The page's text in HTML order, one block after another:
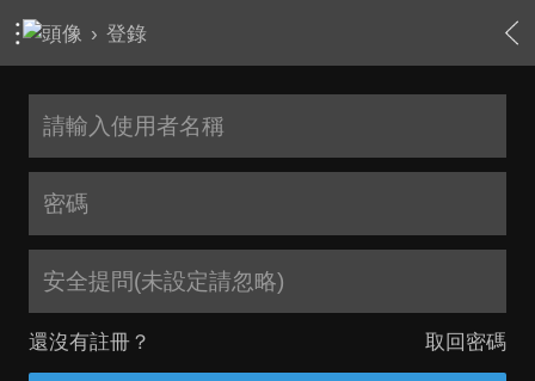
› 登錄
安全提問(未設定請忽略)
還沒有註冊？ 取回密碼